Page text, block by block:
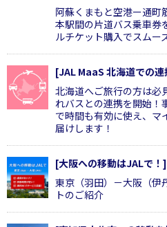
阿蘇くまもと空港ー通町
本駅間の片道バス乗車券
ルチケット購入でスムー
[JAL MaaS 北海道での
北海道へご旅行の方は必
れバスとの連携を開始！
で時間も有効に使え、マ
届けします！
[大阪への移動はJALで！]
東京（羽田）－大阪（伊
トのご紹介